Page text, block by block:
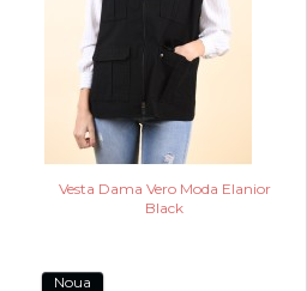
Vesta Dama Vero Moda Elanior
Black
Noua